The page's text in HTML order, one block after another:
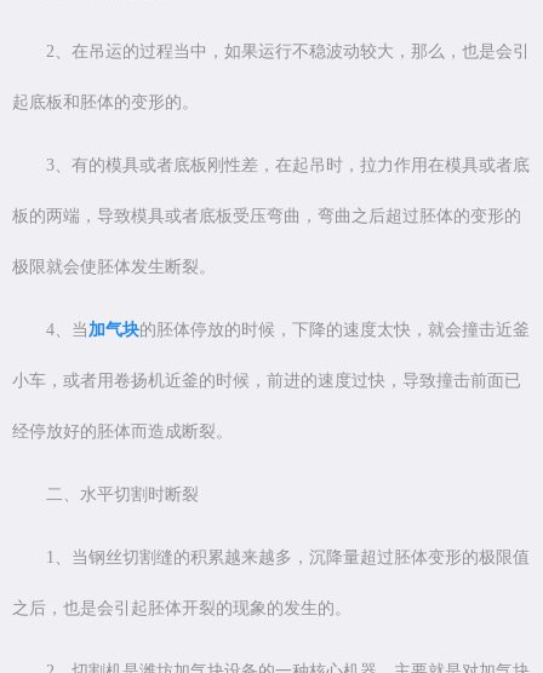
2、在吊运的过程当中，如果运行不稳波动较大，那么，也是会引
起底板和胚体的变形的。
3、有的模具或者底板刚性差，在起吊时，拉力作用在模具或者底
板的两端，导致模具或者底板受压弯曲，弯曲之后超过胚体的变形的
极限就会使胚体发生断裂。
4、当 加气块的胚体停放的时候，下降的速度太快，就会撞击近釜
小车，或者用卷扬机近釜的时候，前进的速度过快，导致撞击前面已
经停放好的胚体而造成断裂。
二、水平切割时断裂
1、当钢丝切割缝的积累越来越多，沉降量超过胚体变形的极限值
之后，也是会引起胚体开裂的现象的发生的。